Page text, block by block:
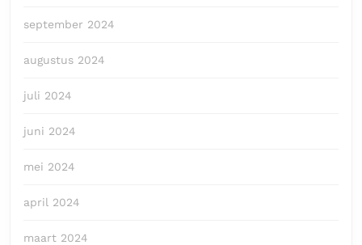
september 2024
augustus 2024
juli 2024
juni 2024
mei 2024
april 2024
maart 2024